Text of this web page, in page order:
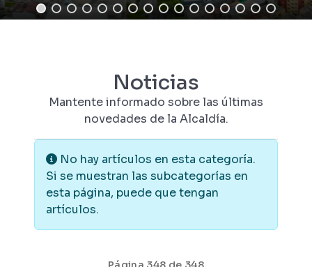
Noticias
Mantente informado sobre las últimas
novedades de la Alcaldía.
Información
No hay artículos en esta categoría.
Si se muestran las subcategorías en
esta página, puede que tengan
artículos.